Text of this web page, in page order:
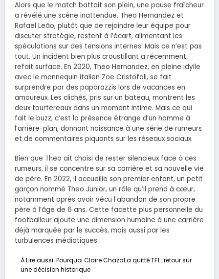
Alors que le match battait son plein, une pause fraîcheur
a révélé une scène inattendue. Theo Hernandez et
Rafael Leão, plutôt que de rejoindre leur équipe pour
discuter stratégie, restent à l’écart, alimentant les
spéculations sur des tensions internes. Mais ce n’est pas
tout. Un incident bien plus croustillant a récemment
refait surface. En 2020, Theo Hernandez, en pleine idylle
avec le mannequin italien Zoe Cristofoli, se fait
surprendre par des paparazzis lors de vacances en
amoureux. Les clichés, pris sur un bateau, montrent les
deux tourtereaux dans un moment intime. Mais ce qui
fait le buzz, c’est la présence étrange d’un homme à
l’arrière-plan, donnant naissance à une série de rumeurs
et de commentaires piquants sur les réseaux sociaux.
Bien que Theo ait choisi de rester silencieux face à ces
rumeurs, il se concentre sur sa carrière et sa nouvelle vie
de père. En 2022, il accueille son premier enfant, un petit
garçon nommé Theo Junior, un rôle qu’il prend à cœur,
notamment après avoir vécu l’abandon de son propre
père à l’âge de 6 ans. Cette facette plus personnelle du
footballeur ajoute une dimension humaine à une carrière
déjà marquée par le succès, mais aussi par les
turbulences médiatiques.
À Lire aussi Pourquoi Claire Chazal a quitté TF1 : retour sur
une décision historique